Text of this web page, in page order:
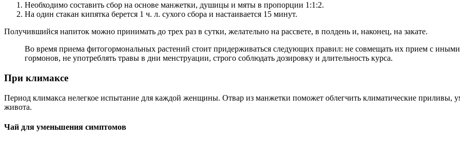
Необходимо составить сбор на основе манжетки, душицы и мяты в пропорции 1:1:2.
На один стакан кипятка берется 1 ч. л. сухого сбора и настаивается 15 минут.
Получившийся напиток можно принимать до трех раз в сутки, желательно на рассвете, в полдень и, наконец, на закате.
Во время приема фитогормональных растений стоит придерживаться следующих правил: не совмещать их прием с
гормонов, не употреблять травы в дни менструации, строго соблюдать дозировку и длительность курса.
При климаксе
Период климакса нелегкое испытание для каждой женщины. Отвар из манжетки поможет облегчить климатические приливы,
живота.
Чай для уменьшения симптомов